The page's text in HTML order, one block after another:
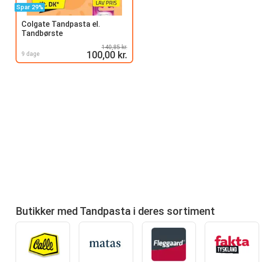
Spar 29%
Colgate Tandpasta el.
Tandbørste
9 dage
140,85 kr.
100,00 kr.
Butikker med Tandpasta i deres sortiment